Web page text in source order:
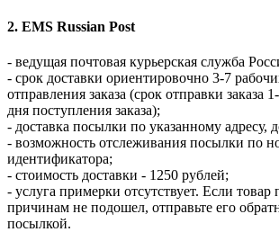
2. EMS Russian Post
- ведущая почтовая курьерская служба
- срок доставки ориентировочно 3-7
отправления заказа (срок отправки заказа
дня поступления заказа);
- доставка посылки по указанному адресу,
- возможность отслеживания посылки по
идентификатора;
- стоимость доставки - 1250 рублей;
- услуга примерки отсутствует. Если
причинам не подошел, отправьте его
посылкой.